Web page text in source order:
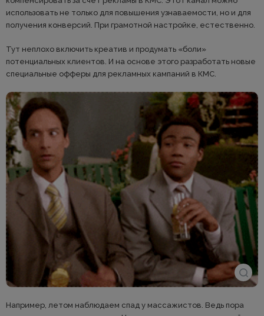
использовать не только для повышения узнаваемости, но и для
получения конверсий. При грамотной настройке, естественно.
Тут неплохо включить креатив и продумать «боли»
потенциальных клиентов. И на основе этого разработать новые
специальные офферы для рекламных кампаний в КМС.
Например, летом наблюдаем спад у массажистов. Ведь пора